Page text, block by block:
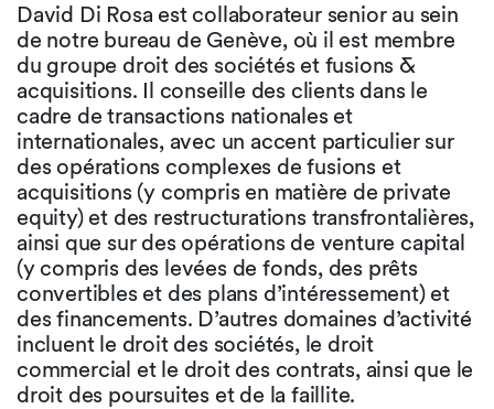
David Di Rosa est collaborateur senior au sein
de notre bureau de Genève, où il est membre
du groupe droit des sociétés et fusions &
acquisitions. Il conseille des clients dans le
cadre de transactions nationales et
internationales, avec un accent particulier sur
des opérations complexes de fusions et
acquisitions (y compris en matière de private
equity) et des restructurations transfrontalières,
ainsi que sur des opérations de venture capital
(y compris des levées de fonds, des prêts
convertibles et des plans d’intéressement) et
des financements. D’autres domaines d’activité
incluent le droit des sociétés, le droit
commercial et le droit des contrats, ainsi que le
droit des poursuites et de la faillite.